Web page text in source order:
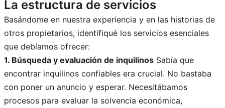
La estructura de servicios
Basándome en nuestra experiencia y en las historias de
otros propietarios, identifiqué los servicios esenciales
que debíamos ofrecer:
1. Búsqueda y evaluación de inquilinos Sabía que
encontrar inquilinos confiables era crucial. No bastaba
con poner un anuncio y esperar. Necesitábamos
procesos para evaluar la solvencia económica,